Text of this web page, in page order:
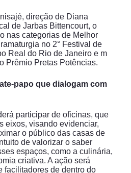
direção de Diana
de Jarbas Bittencourt, o
nas categorias de Melhor
no 2° Festival de
Real do Rio de Janeiro e m
Prêmio Pretas Potências.
papo que dialogam com
participar de oficinas, que
eixos, visando evidenciar,
o público das casas de
de valorizar o saber
espaços, como a culinária,
criativa. A ação será
facilitadores de dentro do